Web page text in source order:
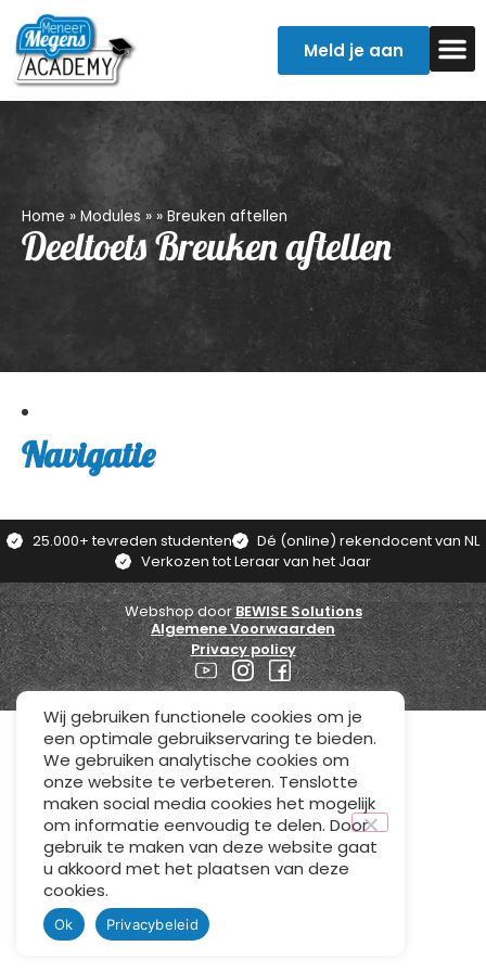
Meld je aan
Home » Modules » » Breuken aftellen
Deeltoets Breuken aftellen
Navigatie
25.000+ tevreden studenten
Dé (online) rekendocent van NL
Verkozen tot Leraar van het Jaar
Webshop doorBEWISE Solutions
Algemene Voorwaarden
Privacy policy
Wij gebruiken functionele cookies om je
een optimale gebruikservaring te bieden.
We gebruiken analytische cookies om
onze website te verbeteren. Tenslotte
maken social media cookies het mogelijk
om informatie eenvoudig te delen. Door
gebruik te maken van deze website gaat
u akkoord met het plaatsen van deze
cookies.
Ok Privacybeleid